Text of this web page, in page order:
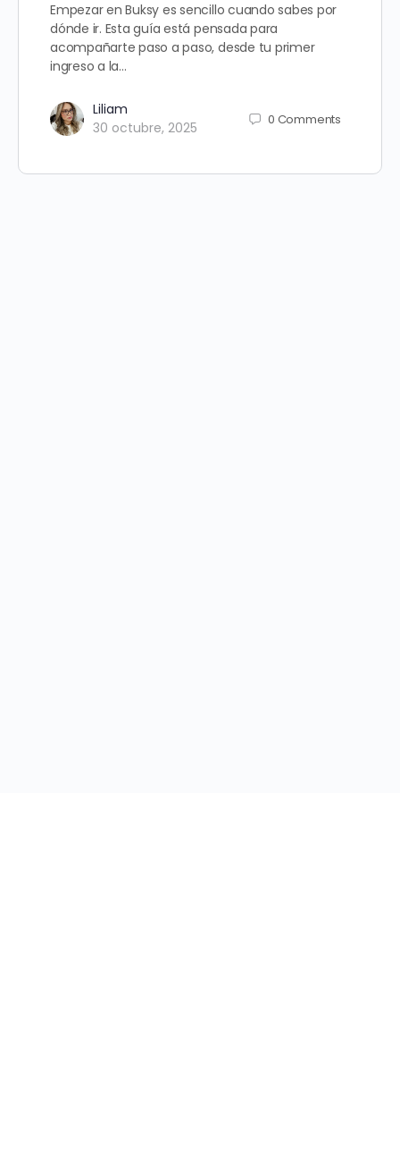
Empezar en Buksy es sencillo cuando sabes por
dónde ir. Esta guía está pensada para
acompañarte paso a paso, desde tu primer
ingreso a la…
Liliam
30 octubre, 2025
0 Comments